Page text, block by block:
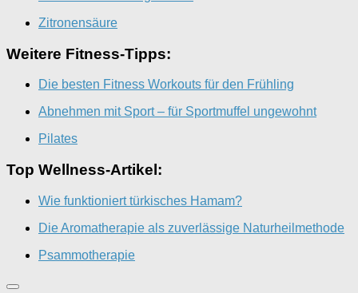
Zitronensäure
Weitere Fitness-Tipps:
Die besten Fitness Workouts für den Frühling
Abnehmen mit Sport – für Sportmuffel ungewohnt
Pilates
Top Wellness-Artikel:
Wie funktioniert türkisches Hamam?
Die Aromatherapie als zuverlässige Naturheilmethode
Psammotherapie